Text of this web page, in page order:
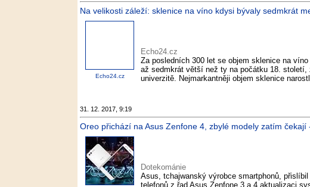
Na velikosti záleží: sklenice na víno kdysi bývaly sedmkrát
Echo24.cz
Echo24.cz
Za posledních 300 let se objem sklenice na
až sedmkrát větší než ty na počátku 18. století,
univerzitě. Nejmarkantněji objem sklenice
31. 12. 2017, 9:19
Oreo přichází na Asus Zenfone 4, zbylé modely zatím čekají
Dotekománie
Asus, tchajwanský výrobce smartphonů,
telefonů z řad Asus Zenfone 3 a 4 aktualizaci